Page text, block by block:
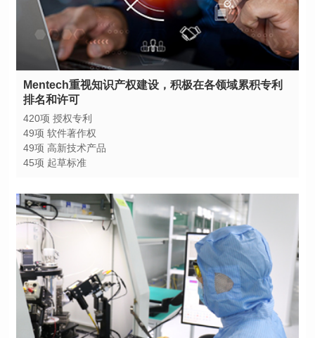
排名和许可
420项 授权专利
49项 软件著作权
49项 高新技术产品
45项 起草标准